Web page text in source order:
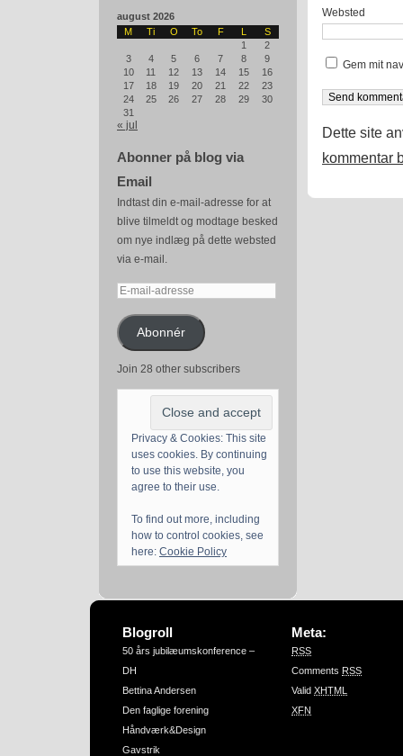
august 2026
M
Ti O To F L
S
1
2
3
4 5 6 7 8
9
10
11 12 13 14 15
16
17
18 19 20 21 22
23
24
25 26 27 28 29
30
31
« jul
Abonner på blog via
Email
Indtast din e-mail-adresse for at
blive tilmeldt og modtage besked
om nye indlæg på dette websted
via e-mail.
E-
adresseAbonnér
Join 28 other subscribers
Privacy & Cookies: This site
uses cookies. By continuing
to use this website, you
agree to their use.
To find out more, including
how to control cookies, see
here: Cookie Policy
Websted
Gem mit
Dette site
kommentar
Blogroll
50 års jubilæumskonference –
DH
Bettina Andersen
Den faglige forening
Håndværk&Design
Gavstrik
Meta:
RSS
Comments RSS
Valid XHTML
XFN